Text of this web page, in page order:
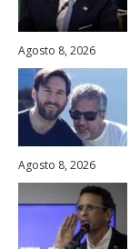
Agosto 8, 2026
Agosto 8, 2026